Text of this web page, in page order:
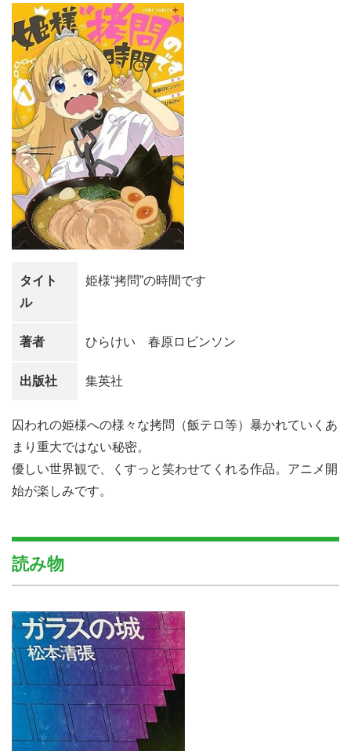
タイト
ル
姫様“拷問”の時間です
著者 ひらけい 春原ロビンソン
出版社 集英社
囚われの姫様への様々な拷問（飯テロ等）暴かれていくあ
まり重大ではない秘密。
優しい世界観で、くすっと笑わせてくれる作品。アニメ開
始が楽しみです。
読み物